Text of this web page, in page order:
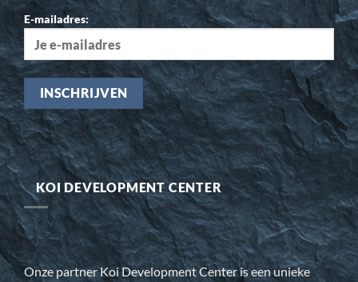
E-mailadres:
KOI DEVELOPMENT CENTER
Onze partner Koi Development Center is een unieke